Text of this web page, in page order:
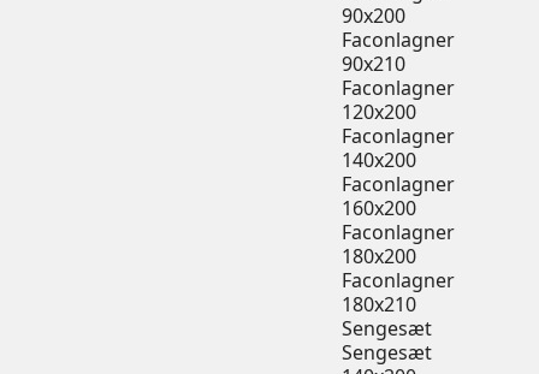
90x200
Faconlagner
90x210
Faconlagner
120x200
Faconlagner
140x200
Faconlagner
160x200
Faconlagner
180x200
Faconlagner
180x210
Sengesæt
Sengesæt